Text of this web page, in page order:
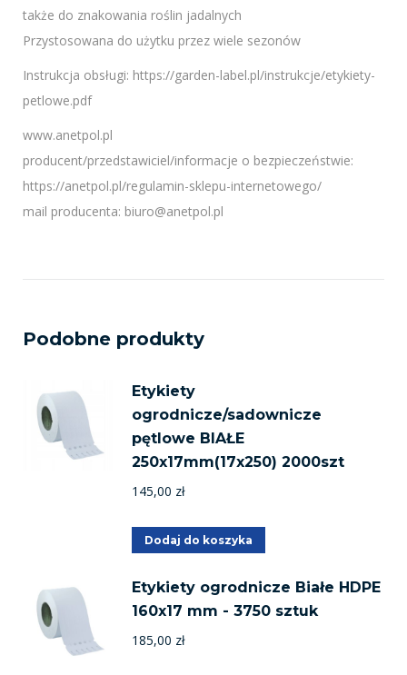
także do znakowania roślin jadalnych
Przystosowana do użytku przez wiele sezonów
Instrukcja obsługi: https://garden-label.pl/instrukcje/etykiety-
petlowe.pdf
www.anetpol.pl
producent/przedstawiciel/informacje o bezpieczeństwie:
https://anetpol.pl/regulamin-sklepu-internetowego/
mail producenta: biuro@anetpol.pl
Podobne produkty
Etykiety
ogrodnicze/sadownicze
pętlowe BIAŁE
250x17mm(17x250) 2000szt
145,00 zł
Dodaj do koszyka
Etykiety ogrodnicze Białe HDPE
160x17 mm - 3750 sztuk
185,00 zł